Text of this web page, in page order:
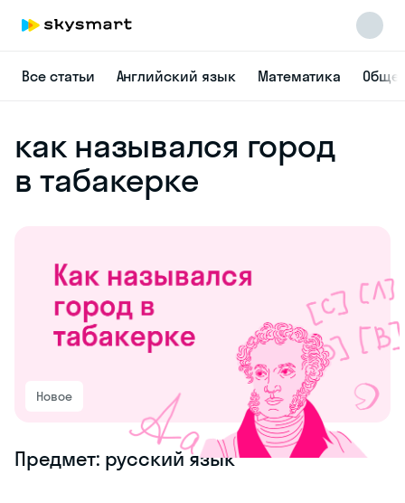
Все статьи Английский язык Математика
как назывался город
в табакерке
Новое
Предмет: русский язык